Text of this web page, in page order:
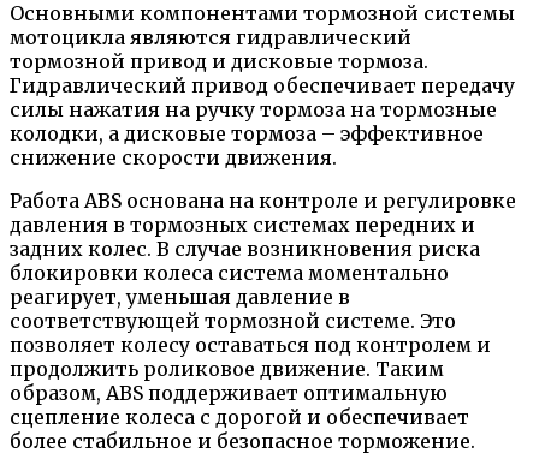
Основными компонентами тормозной системы
мотоцикла являются гидравлический
тормозной привод и дисковые тормоза.
Гидравлический привод обеспечивает передачу
силы нажатия на ручку тормоза на тормозные
колодки, а дисковые тормоза – эффективное
снижение скорости движения.
Работа ABS основана на контроле и регулировке
давления в тормозных системах передних и
задних колес. В случае возникновения риска
блокировки колеса система моментально
реагирует, уменьшая давление в
соответствующей тормозной системе. Это
позволяет колесу оставаться под контролем и
продолжить роликовое движение. Таким
образом, ABS поддерживает оптимальную
сцепление колеса с дорогой и обеспечивает
более стабильное и безопасное торможение.